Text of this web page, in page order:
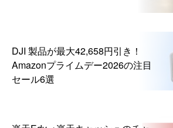
DJI 製品が最大42,658円引き！
Amazonプライムデー2026の注目
セール6選